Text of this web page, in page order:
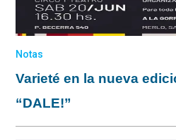
Notas
Varieté en la nueva
“DALE!”